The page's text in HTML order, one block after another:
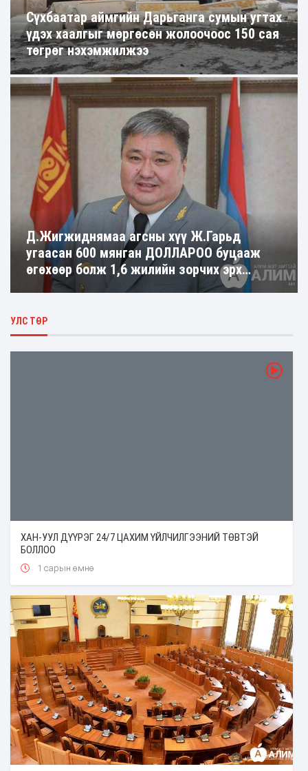
Сүхбаатар аймгийн Дарьганга сумын угтах
үдэх хаалгыг мөргөсөн жолоочоос 150 сая
төгрөг нэхэмжилжээ
Д.Жигжиднямаа агсны хүү Ж.Гарьд
угаасан 600 мянган ДОЛЛАРОО буцааж
өгөхөөр болж 1,6 жилийн зорчих эрх
хязгаарлах ялаар шийтгүүлжээ
УЛС ТӨР
ХАН-УУЛ ДҮҮРЭГ 24/7 ЦАХИМ ҮЙЛЧИЛГЭЭНИЙ ТӨВТЭЙ
БОЛЛОО
1 сарын өмнө